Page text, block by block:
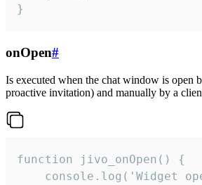
}
onOpen#
Is executed when the chat window is open
proactive invitation) and manually by a
function jivo_onOpen() {
console.log('Widget